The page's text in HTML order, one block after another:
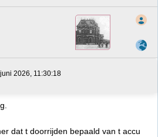
2026, 11:30:18
dat t doorrijden bepaald van t accu